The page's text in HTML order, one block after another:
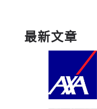
最新文章